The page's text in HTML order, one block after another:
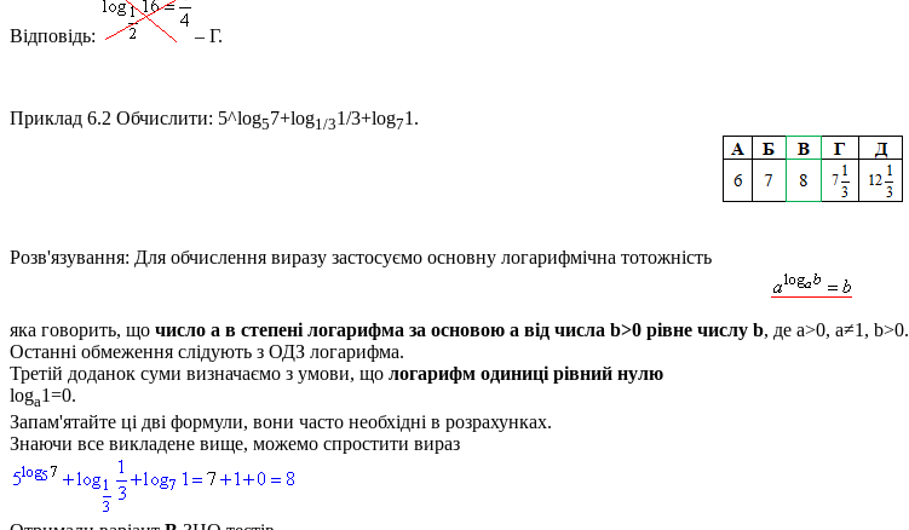
Відповідь: – Г.
Приклад 6.2 Обчислити: 5^log57+log1/31/3+log71.
Розв'язування: Для обчислення виразу застосуємо основну логарифмічна тотожність
яка говорить, що число a в степені логарифма за основою a від числа b>0 рівне числу b, де a>0, a≠1, b>0.
Останні обмеження слідують з ОДЗ логарифма.
Третій доданок суми визначаємо з умови, що логарифм одиниці рівний нулю
loga1=0.
Запам'ятайте ці дві формули, вони часто необхідні в розрахунках.
Знаючи все викладене вище, можемо спростити вираз